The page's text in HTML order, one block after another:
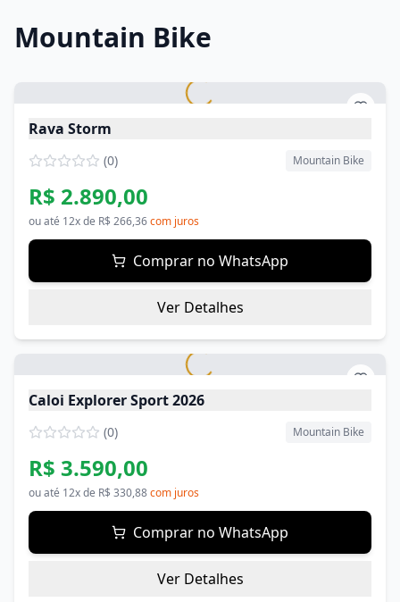
Mountain Bike
Rava Storm
(0) Mountain Bike
R$ 2.890,00
ou até 12x de R$ 266,36com juros
Comprar no WhatsApp
Ver Detalhes
Caloi Explorer Sport 2026
(0) Mountain Bike
R$ 3.590,00
ou até 12x de R$ 330,88com juros
Comprar no WhatsApp
Ver Detalhes